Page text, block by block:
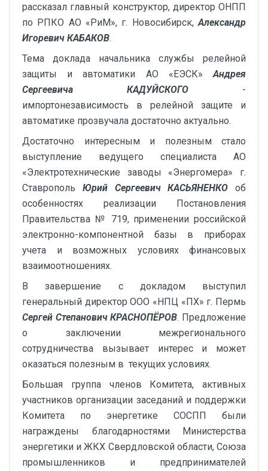
рассказал главный конструктор, директор ОНПП
по РПКО АО «РиМ», г. Новосибирск, Александр
Игоревич КАБАКОВ.
Тема доклада начальника службы релейной
защиты и автоматики АО «ЕЭСК» Андрея
Сергеевича КАДУЙСКОГО -
импортонезависимость в релейной защите и
автоматике прозвучала достаточно актуально.
Достаточно интересным и полезным стало
выступление ведущего специалиста АО
«Электротехнические заводы «Энергомера» г.
Ставрополь Юрий Сергеевич КАСЬЯНЕНКО об
особенностях реализации Постановления
Правительства № 719, применении российской
электронно-компонентной базы в приборах
учета и возможных условиях финансовых
взаимоотношениях.
В завершение с докладом выступил
генеральный директор ООО «НПЦ «ПХ» г. Пермь
Сергей Степанович КРАСНОПЁРОВ. Предложение
о заключении межрегионального
сотрудничества вызывает интерес и может
оказаться полезным в текущих условиях.
Большая группа членов Комитета, активных
участников организации заседаний и поддержки
Комитета по энергетике СОСПП были
награждены благодарностями Министерства
энергетики и ЖКХ Свердловской области, Союза
промышленников и предпринимателей